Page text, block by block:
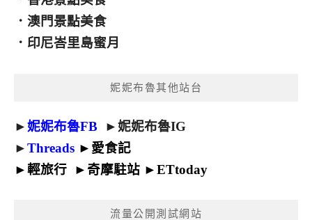
． 澳門景點美食
． 印尼峇里島蜜月
妮妮布魯其他站台
►妮妮布魯FB ►妮妮布魯IG
►Threads ► 愛食記
►輕旅行 ► 奇摩駐站 ►ETtoday
流量公開測試網站